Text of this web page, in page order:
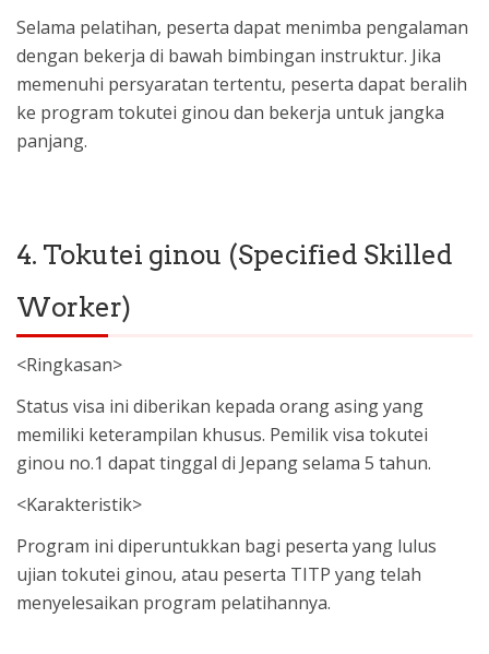
Selama pelatihan, peserta dapat menimba pengalaman
dengan bekerja di bawah bimbingan instruktur. Jika
memenuhi persyaratan tertentu, peserta dapat beralih
ke program tokutei ginou dan bekerja untuk jangka
panjang.
4. Tokutei ginou (Specified Skilled
Worker)
<Ringkasan>
Status visa ini diberikan kepada orang asing yang
memiliki keterampilan khusus. Pemilik visa tokutei
ginou no.1 dapat tinggal di Jepang selama 5 tahun.
<Karakteristik>
Program ini diperuntukkan bagi peserta yang lulus
ujian tokutei ginou, atau peserta TITP yang telah
menyelesaikan program pelatihannya.